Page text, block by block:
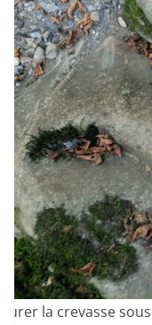
la crevasse